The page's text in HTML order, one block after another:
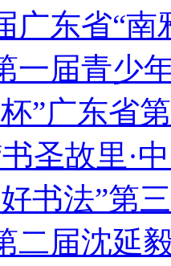
广东省“
一届青少
”广东省
书圣故里·
书法”第
二届沈延